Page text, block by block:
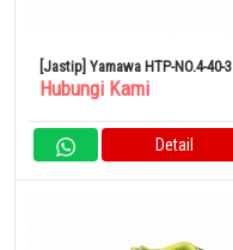
[Jastip] Yamawa HTP-NO.4-40-3
Hubungi Kami
Detail